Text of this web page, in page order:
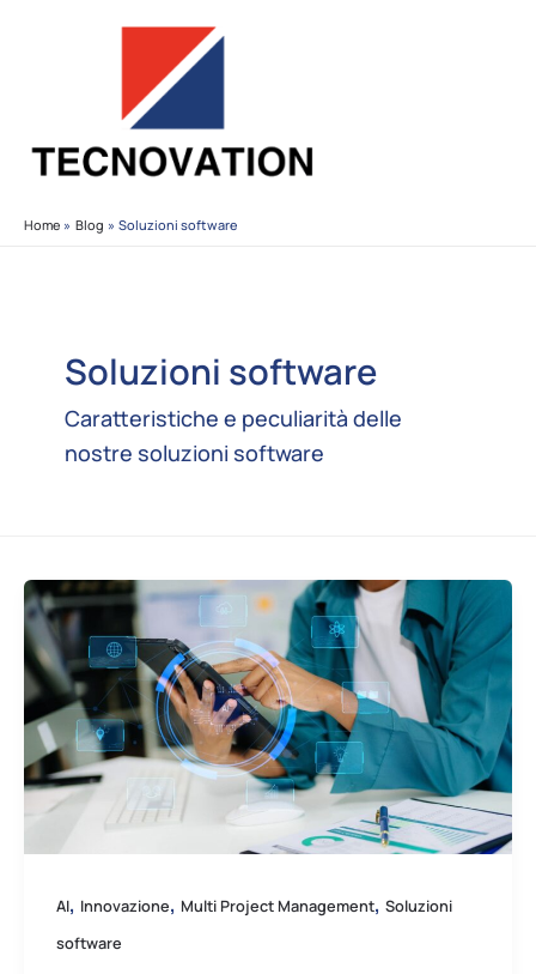
Home Blog Soluzioni software
Soluzioni software
Caratteristiche e peculiarità delle
nostre soluzioni software
AI, Innovazione, Multi Project Management, Soluzioni
software
Come
integrare
AI
e
automazione
nel
Multi
Project